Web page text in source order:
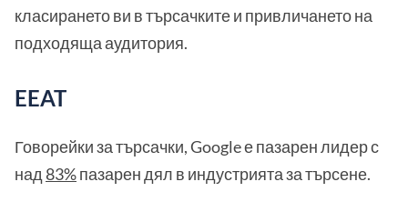
класирането ви в търсачките и привличането на
подходяща аудитория.
EEAT
Говорейки за търсачки, Google е пазарен лидер с
над83%пазарен дял в индустрията за търсене.